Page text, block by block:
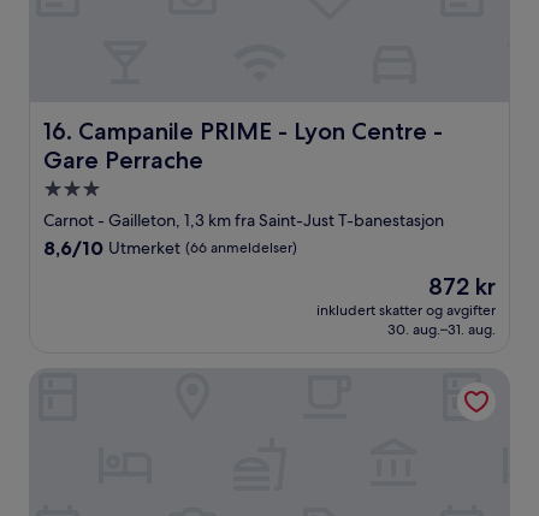
16. Campanile PRIME - Lyon Centre -
Gare Perrache
Campanile PRIME - Lyon Centre - Gare Perrache
Overnattingssted
med
3.0
Carnot - Gailleton, 1,3 km fra Saint-Just T-banestasjon
8.6
8,6/10 Utmerket (66 anmeldelser)
Prisen
er
872 kr
872 kr
inkludert skatter og avgifter
30. aug.–31. aug.